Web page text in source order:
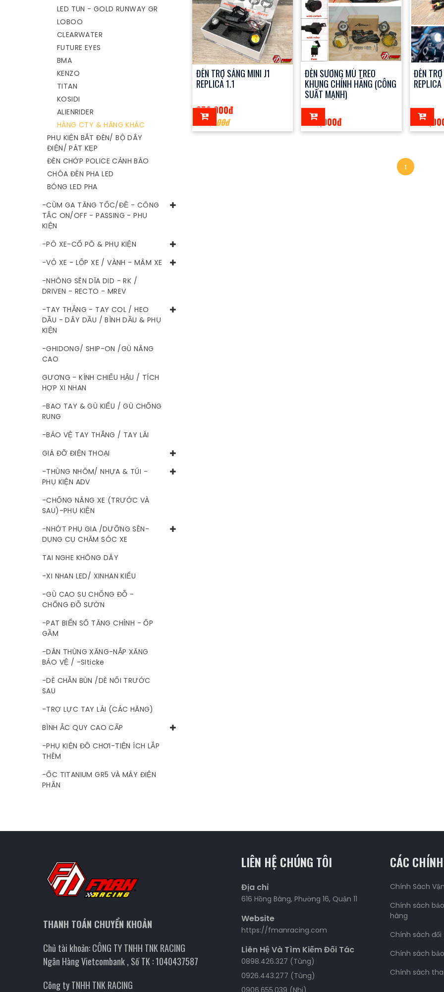
LED TUN - GOLD RUNWAY GR
LOBOO
CLEARWATER
FUTURE EYES
BMA
KENZO
TITAN
KOSIDI
ALIENRIDER
HÀNG CTY & HÃNG KHÁC
PHỤ KIỆN BẮT ĐÈN/ BỘ DÂY
ĐIỆN/ PÁT KẸP
ĐÈN CHỚP POLICE CẢNH BÁO
CHÓA ĐÈN PHA LED
BÓNG LED PHA
-CÙM GA TĂNG TỐC/ĐỀ - CÔNG
TẮC ON/OFF - PASSING - PHỤ
KIỆN
-PÔ XE-CỔ PÔ & PHỤ KIỆN
-VỎ XE - LỐP XE / VÀNH - MÂM XE
-NHÔNG SÊN DĨA DID - RK /
DRIVEN - RECTO - MREV
-TAY THẮNG - TAY COL / HEO
DẦU - DÂY DẦU / BÌNH DẦU & PHỤ
KIỆN
-GHIDONG/ SHIP-ON /GÙ NÂNG
CAO
GƯƠNG - KÍNH CHIẾU HẬU / TÍCH
HỢP XI NHAN
-BAO TAY & GÙ KIỂU / GÙ CHỐNG
RUNG
-BẢO VỆ TAY THẮNG / TAY LÁI
GIÁ ĐỠ ĐIỆN THOẠI
-THÙNG NHÔM/ NHỰA & TÚI -
PHỤ KIỆN ADV
-CHỐNG NÂNG XE (TRƯỚC VÀ
SAU)-PHỤ KIỆN
-NHỚT PHỤ GIA /DƯỠNG SÊN-
DỤNG CỤ CHĂM SÓC XE
TAI NGHE KHÔNG DÂY
-XI NHAN LED/ XINHAN KIỂU
-GÙ CAO SU CHỐNG ĐỖ -
CHỐNG ĐỖ SƯỜN
-PAT BIỂN SỐ TĂNG CHỈNH - ỐP
GẦM
-DÁN THÙNG XĂNG-NẮP XĂNG
BẢO VỆ / -SIticke
-DÈ CHẮN BÙN /DÈ NỐI TRƯỚC
SAU
-TRỢ LỰC TAY LÁI (CÁC HÃNG)
BÌNH ẮC QUY CAO CẤP
-PHỤ KIỆN ĐỒ CHƠI-TIỆN ÍCH LẮP
THÊM
-ỐC TITANIUM GR5 VÀ MÁY ĐIỆN
PHÂN
ĐÈN TRỢ SÁNG MINI J1
REPLICA 1.1
350,000đ
900,000đ
ĐÈN SƯƠNG MÙ TREO
KHUNG CHÍNH HÃNG (CÔNG
SUẤT MẠNH)
600,000đ
ĐÈN
1
THANH TOÁN CHUYỂN KHOẢN
Chủ tài khoản: CÔNG TY TNHH TNK RACING
Ngân Hàng Vietcombank , Số TK : 1040437587
Công ty TNHH TNK RACING
LIÊN HỆ CHÚNG TÔI
Địa chỉ
616 Hồng Bàng, Phường 16, Quận 11
Website
https://fmanracing.com
Liên Hệ Và Tìm Kiếm Đối Tác
0898.426.327 (Tùng)
0926.443.277 (Tùng)
0906.655.039 (Nhi)
CÁC
Chính Sách
Chính sách
hàng
Chính sách
Chính sách
Chính sách